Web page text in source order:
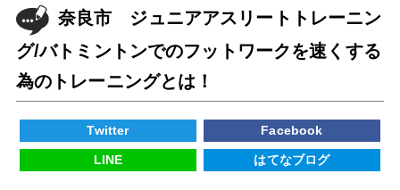
奈良市 ジュニアアスリートトレーニン
グ/バトミントンでのフットワークを速くする
為のトレーニングとは！
Twitter Facebook
LINE はてなブログ